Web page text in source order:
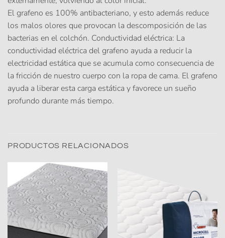
El grafeno es 100% antibacteriano, y esto además reduce
los malos olores que provocan la descomposición de las
bacterias en el colchón. Conductividad eléctrica: La
conductividad eléctrica del grafeno ayuda a reducir la
electricidad estática que se acumula como consecuencia de
la fricción de nuestro cuerpo con la ropa de cama. El grafeno
ayuda a liberar esta carga estática y favorece un sueño
profundo durante más tiempo.
PRODUCTOS RELACIONADOS